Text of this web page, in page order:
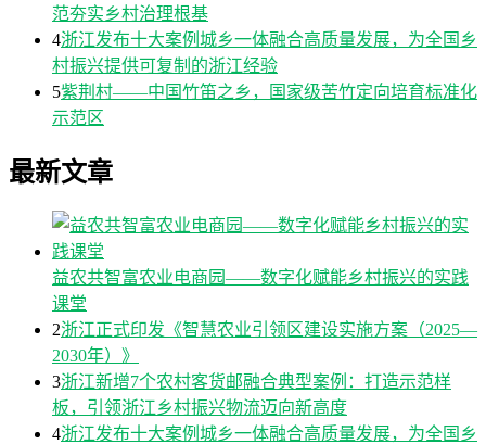
范夯实乡村治理根基
4浙江发布十大案例城乡一体融合高质量发展，为全国乡
村振兴提供可复制的浙江经验
5紫荆村——中国竹笛之乡，国家级苦竹定向培育标准化
示范区
最新文章
益农共智富农业电商园——数字化赋能乡村振兴的实践
课堂
2浙江正式印发《智慧农业引领区建设实施方案（2025—
2030年）》
3浙江新增7个农村客货邮融合典型案例：打造示范样
板，引领浙江乡村振兴物流迈向新高度
4浙江发布十大案例城乡一体融合高质量发展，为全国乡